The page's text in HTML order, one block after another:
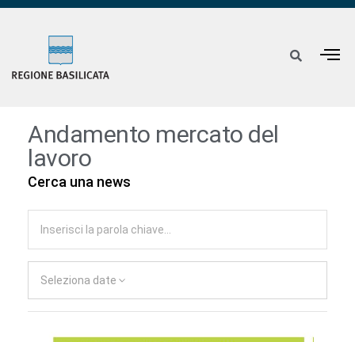
Andamento mercato del
lavoro
Cerca una news
Seleziona date